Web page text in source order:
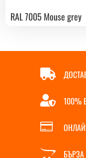
RAL 7005 Mouse grey

 100%

